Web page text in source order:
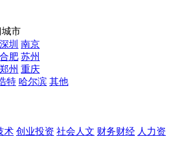
市
深圳 南京
合肥 苏州
郑州 重庆
特 哈尔滨 其他
术 创业投资 社会人文 财务财经 人力资